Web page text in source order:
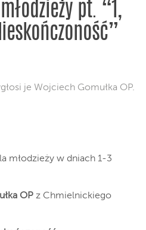
pt. “1,
je Wojciech Gomułka OP.
młodzieży w dniach 1-3
OP z Chmielnickiego